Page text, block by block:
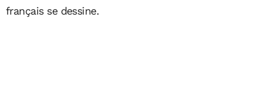
français se dessine.